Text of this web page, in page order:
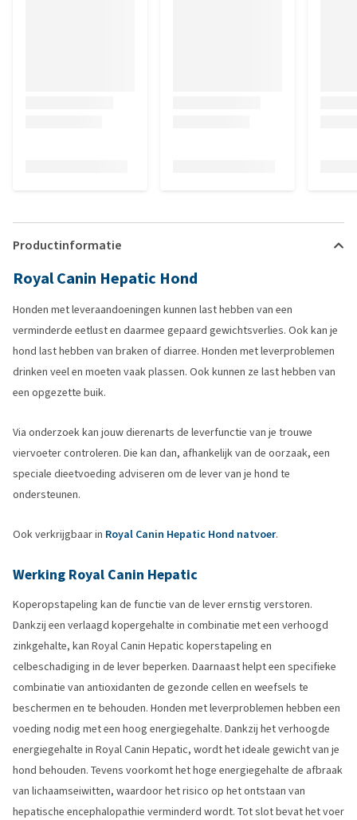
Productinformatie
Royal Canin Hepatic Hond
Honden met leveraandoeningen kunnen last hebben van een
verminderde eetlust en daarmee gepaard gewichtsverlies. Ook kan je
hond last hebben van braken of diarree. Honden met leverproblemen
drinken veel en moeten vaak plassen. Ook kunnen ze last hebben van
een opgezette buik.
Via onderzoek kan jouw dierenarts de leverfunctie van je trouwe
viervoeter controleren. Die kan dan, afhankelijk van de oorzaak, een
speciale dieetvoeding adviseren om de lever van je hond te
ondersteunen.
Ook verkrijgbaar in Royal Canin Hepatic Hond natvoer.
Werking Royal Canin Hepatic
Koperopstapeling kan de functie van de lever ernstig verstoren.
Dankzij een verlaagd kopergehalte in combinatie met een verhoogd
zinkgehalte, kan Royal Canin Hepatic koperstapeling en
celbeschadiging in de lever beperken. Daarnaast helpt een specifieke
combinatie van antioxidanten de gezonde cellen en weefsels te
beschermen en te behouden. Honden met leverproblemen hebben een
voeding nodig met een hoog energiegehalte. Dankzij het verhoogde
energiegehalte in Royal Canin Hepatic, wordt het ideale gewicht van je
hond behouden. Tevens voorkomt het hoge energiegehalte de afbraak
van lichaamseiwitten, waardoor het risico op het ontstaan van
hepatische encephalopathie verminderd wordt. Tot slot bevat het voer